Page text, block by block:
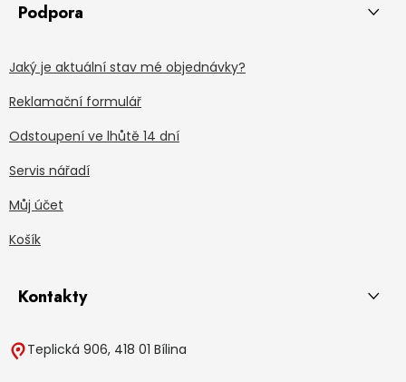
Podpora
Jaký je aktuální stav mé objednávky?
Reklamační formulář
Odstoupení ve lhůtě 14 dní
Servis nářadí
Můj účet
Košík
Kontakty
Teplická 906, 418 01 Bílina